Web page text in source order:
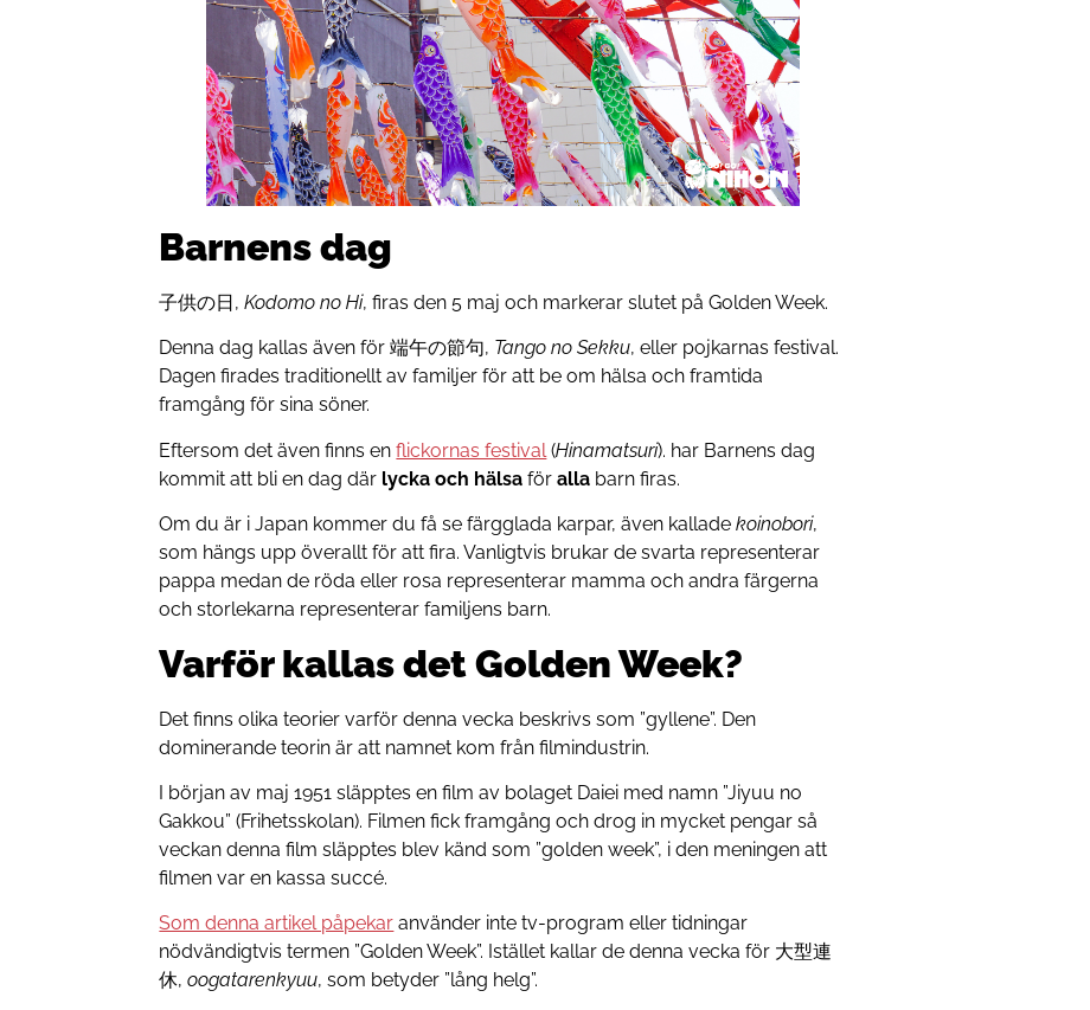
Barnens dag
子供の日,Kodomo no Hi, firas den 5 maj och markerar slutet på Golden Week.
Denna dag kallas även för 端午の節句, Tango no Sekku, eller pojkarnas festival.
Dagen firades traditionellt av familjer för att be om hälsa och framtida
framgång för sina söner.
Eftersom det även finns enflickornas festival(Hinamatsuri). har Barnens dag
kommit att bli en dag där lycka och hälsa föralla barn firas.
Om du är i Japan kommer du få se färgglada karpar, även kalladekoinobori,
som hängs upp överallt för att fira. Vanligtvis brukar de svarta representerar
pappa medan de röda eller rosa representerar mamma och andra färgerna
och storlekarna representerar familjens barn.
Varför kallas det Golden Week?
Det finns olika teorier varför denna vecka beskrivs som ”gyllene”. Den
dominerande teorin är att namnet kom från filmindustrin.
I början av maj 1951 släpptes en film av bolaget Daiei med namn ”Jiyuu no
Gakkou” (Frihetsskolan). Filmen fick framgång och drog in mycket pengar så
veckan denna film släpptes blev känd som ”golden week”, i den meningen att
filmen var en kassa succé.
Som denna artikel påpekar använder inte tv-program eller tidningar
nödvändigtvis termen ”Golden Week”. Istället kallar de denna vecka för 大型連
休,oogatarenkyuu, som betyder ”lång helg”.